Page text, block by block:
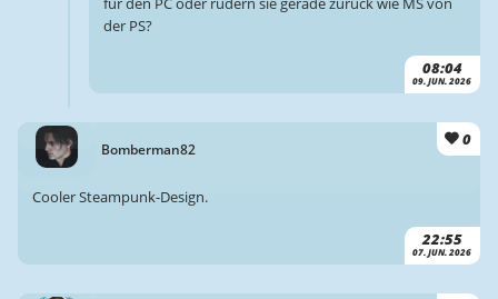
08:04
09. JUN. 2026
der PS?
Bomberman82
0
22:55
07. JUN. 2026
Cooler Steampunk-Design.